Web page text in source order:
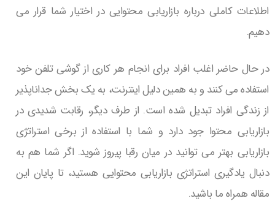
اطلاعات کاملی درباره بازاریابی محتوایی در اختیار شما قرار می
دهیم.
در حال حاضر اغلب افراد برای انجام هر کاری از گوشی تلفن خود
استفاده می کنند و به همین دلیل اینترنت، به یک بخش جداناپذیر
از زندگی افراد تبدیل شده است. از طرف دیگر، رقابت شدیدی در
بازاریابی محتوا جود دارد و شما با استفاده از برخی استراتژی
بازاریابی بهتر می توانید در میان رقبا پیروز شوید. اگر شما هم به
دنبال یادگیری استراتژی بازاریابی محتوایی هستید، تا پایان این
مقاله همراه ما باشید.